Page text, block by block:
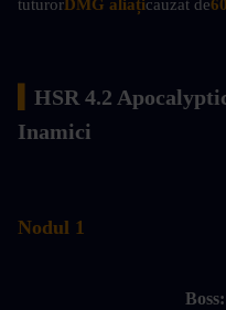
tuturorDMG aliațicauzat de
HSR 4.2
Inamici
Nodul 1